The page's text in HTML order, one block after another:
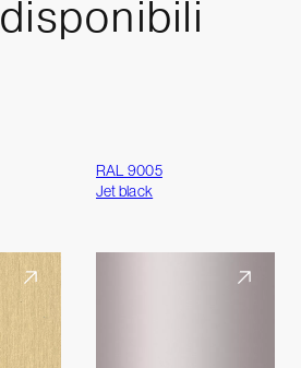
disponibili
RAL 9005
Jet black